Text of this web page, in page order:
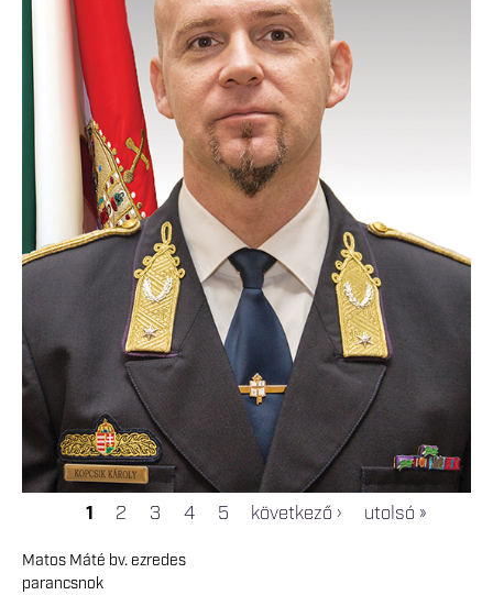
1 2 3 4 5 következő › utolsó »
Matos Máté bv. ezredes
parancsnok